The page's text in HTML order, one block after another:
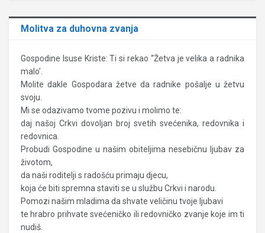
Molitva za duhovna zvanja
Gospodine Isuse Kriste: Ti si rekao “Žetva je velika a radnika
malo’.
Molite dakle Gospodara žetve da radnike pošalje u žetvu
svoju.
Mi se odazivamo tvome pozivu i molimo te:
daj našoj Crkvi dovoljan broj svetih svećenika, redovnika i
redovnica.
Probudi Gospodine u našim obiteljima nesebičnu ljubav za
životom,
da naši roditelji s radošću primaju djecu,
koja će biti spremna staviti se u službu Crkvi i narodu.
Pomozi našim mladima da shvate veličinu tvoje ljubavi
te hrabro prihvate svećeničko ili redovničko zvanje koje im ti
nudiš.